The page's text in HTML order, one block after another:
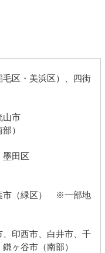
区・美浜区）、四街
山市
）
田区
市（緑区） ※一部地
印西市、白井市、千
ヶ谷市（南部）